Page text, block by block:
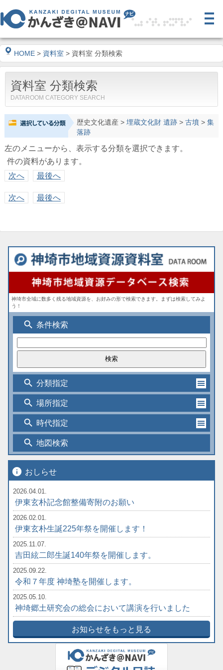
HOME > 資料室 > 資料室 分類検索
資料室 分類検索
DATAROOM CATEGORY SEARCH
歴史文化遺産> 埋蔵文化財 遺跡> 古墳> 集
落跡
左のメニューから、表示する分類を選択できます。
件の資料があります。
次へ
最後へ
次へ 最後へ
神埼市全域に数多く残る地域資源を、お好みの形で検索できます。まずは検索してみよ
う！
search 条件検索
search 分類指定
search 場所指定
search 時代指定
search 地図検索
info おしらせ
2026.04.01.
伊東玄朴記念館整備寄附のお願い
2026.02.01.
伊東玄朴生誕225年祭を開催します！
2025.11.07.
吉田絃二郎生誕140年祭を開催します。
2025.09.22.
令和７年度 神埼塾を開催します。
2025.05.10.
神埼郷土研究会の総会において講演を行いました
お知らせをもっと見る